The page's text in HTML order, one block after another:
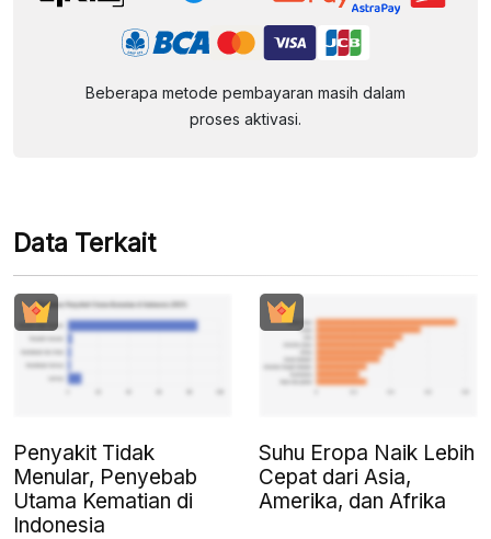
Beberapa metode pembayaran masih dalam
proses aktivasi.
Data Terkait
Penyakit Tidak
Menular, Penyebab
Utama Kematian di
Indonesia
Suhu Eropa Naik Lebih
Cepat dari Asia,
Amerika, dan Afrika